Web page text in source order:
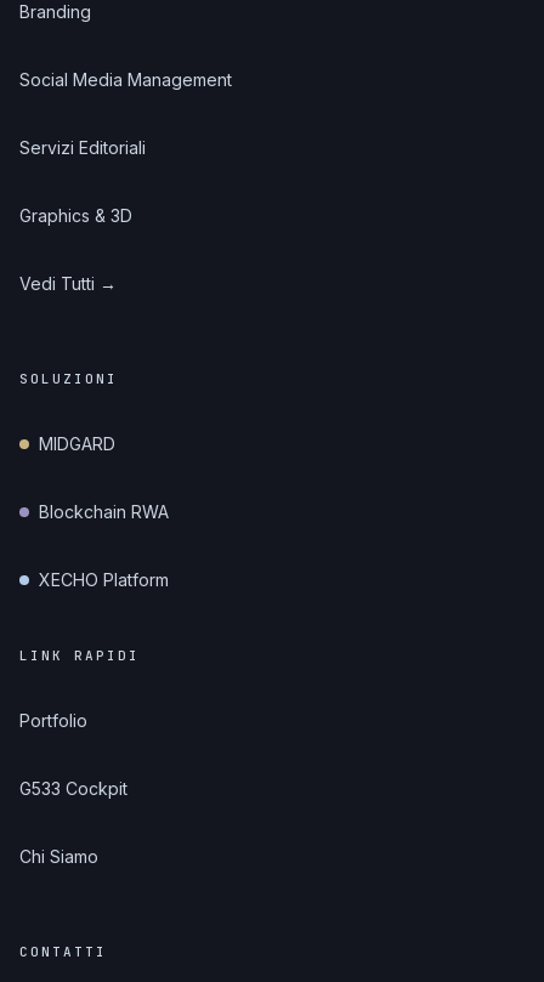
Branding
Social Media Management
Servizi Editoriali
Graphics & 3D
Vedi Tutti →
SOLUZIONI
MIDGARD
Blockchain RWA
XECHO Platform
LINK RAPIDI
Portfolio
G533 Cockpit
Chi Siamo
CONTATTI